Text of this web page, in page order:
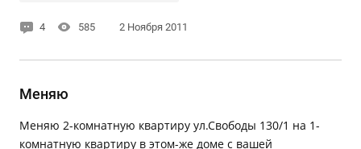
4 585 2 Ноября 2011
Меняю
Меняю 2-комнатную квартиру ул.Свободы 130/1 на 1-
комнатную квартиру в этом-же доме с вашей